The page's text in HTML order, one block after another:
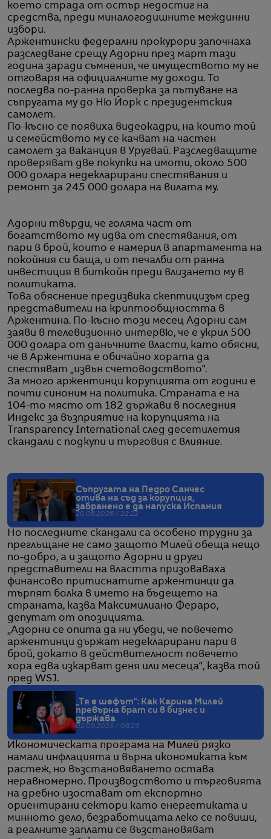
което страда от остър недостиг на
средства, преди миналогодишните междинни
избори.
Аржентински федерални прокурори започнаха
разследване срещу Адорни през март тази
година заради съмнения, че имуществото му не
отговаря на официалните му доходи. То
последва по-ранна проверка за пътуване на
съпругата му до Ню Йорк с президентския
самолет.
По-късно се появиха видеокадри, на които той
и семейството му се качват на частен
самолет за ваканция в Уругвай. Разследващите
проверяват две покупки на имоти, около 500
000 долара недекларирани спестявания и
ремонт за 245 000 долара на вилата му.
Адорни твърди, че голяма част от
богатството му идва от спестявания, от
пари в брой, които е намерил в апартамента на
покойния си баща, и от печалби от ранна
инвестиция в биткойн преди влизането му в
политиката.
Това обяснение предизвика скептицизъм сред
представители на криптообщността в
Аржентина. По-късно този месец Адорни сам
заяви в телевизионно интервю, че е укрил 500
000 долара от данъчните власти, като обясни,
че в Аржентина е обичайно хората да
спестяват „извън счетоводството“.
За много аржентинци корупцията от години е
почти синоним на политика. Страната е на
104-то място от 182 държави в последния
Индекс за възприятие на корупцията на
Transparency International след десетилетия
скандали с подкупи и търговия с влияние.
Съпругата на Педро Санчес
отива на съд за корупция,
забранено е да напуска Испания
20.06.2026 / 22:22
Но последните скандали са особено трудни за
преглъщане не само защото Милей обеща нещо
по-добро, а и защото Адорни и други
представители на властта призоваваха
финансово притиснатите аржентинци да
търпят болка в името на бъдещето на
страната, казва Максимилиано Фераро,
депутат от опозицията.
„Адорни се опита да ни убеди, че повечето
аржентинци държат недекларирани пари в
брой, докато в действителност повечето
хора едва изкарват деня или месеца“, казва той
пред WSJ.
„Тя е шефът“: Как Карина Милей
превърна брат си в бизнес и
държава
02.09.2025 / 08:29
Икономическата програма на Милей рязко
намали инфлацията и върна икономиката към
растеж, но възстановяването остава
неравномерно. Производството и търговията
на дребно изостават от експортно
ориентирани сектори като енергетиката и
минното дело, безработицата леко се повиши,
а реалните заплати се възстановяват